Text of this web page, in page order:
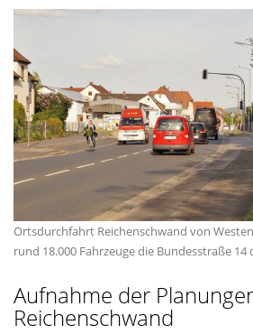
Ortsdurchfahrt Reichenschwand von
rund 18.000 Fahrzeuge die Bundesstraße
Aufnahme der
Reichenschwand